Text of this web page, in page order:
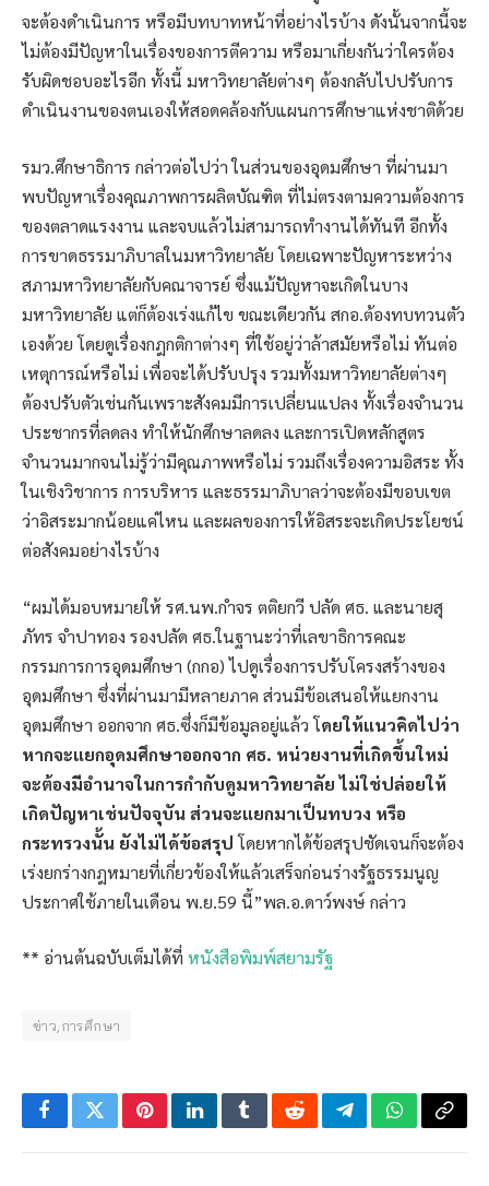
จะต้องดำเนินการ หรือมีบทบาทหน้าที่อย่างไรบ้าง ดังนั้นจากนี้จะ
ไม่ต้องมีปัญหาในเรื่องของการตีความ หรือมาเกี่ยงกันว่าใครต้อง
รับผิดชอบอะไรอีก ทั้งนี้ มหาวิทยาลัยต่างๆ ต้องกลับไปปรับการ
ดำเนินงานของตนเองให้สอดคล้องกับแผนการศึกษาแห่งชาติด้วย
รมว.ศึกษาธิการ กล่าวต่อไปว่า ในส่วนของอุดมศึกษา ที่ผ่านมา
พบปัญหาเรื่องคุณภาพการผลิตบัณฑิต ที่ไม่ตรงตามความต้องการ
ของตลาดแรงงาน และจบแล้วไม่สามารถทำงานได้ทันที อีกทั้ง
การขาดธรรมาภิบาลในมหาวิทยาลัย โดยเฉพาะปัญหาระหว่าง
สภามหาวิทยาลัยกับคณาจารย์ ซึ่งแม้ปัญหาจะเกิดในบาง
มหาวิทยาลัย แต่ก็ต้องเร่งแก้ไข ขณะเดียวกัน สกอ.ต้องทบทวนตัว
เองด้วย โดยดูเรื่องกฎกติกาต่างๆ ที่ใช้อยู่ว่าล้าสมัยหรือไม่ ทันต่อ
เหตุการณ์หรือไม่ เพื่อจะได้ปรับปรุง รวมทั้งมหาวิทยาลัยต่างๆ
ต้องปรับตัวเช่นกันเพราะสังคมมีการเปลี่ยนแปลง ทั้งเรื่องจำนวน
ประชากรที่ลดลง ทำให้นักศึกษาลดลง และการเปิดหลักสูตร
จำนวนมากจนไม่รู้ว่ามีคุณภาพหรือไม่ รวมถึงเรื่องความอิสระ ทั้ง
ในเชิงวิชาการ การบริหาร และธรรมาภิบาลว่าจะต้องมีขอบเขต
ว่าอิสระมากน้อยแค่ไหน และผลของการให้อิสระจะเกิดประโยชน์
ต่อสังคมอย่างไรบ้าง
“ผมได้มอบหมายให้ รศ.นพ.กำจร ตติยกวี ปลัด ศธ. และนายสุ
ภัทร จำปาทอง รองปลัด ศธ.ในฐานะว่าที่เลขาธิการคณะ
กรรมการการอุดมศึกษา (กกอ) ไปดูเรื่องการปรับโครงสร้างของ
อุดมศึกษา ซึ่งที่ผ่านมามีหลายภาค ส่วนมีข้อเสนอให้แยกงาน
อุดมศึกษา ออกจาก ศธ.ซึ่งก็มีข้อมูลอยู่แล้ว โดยให้แนวคิดไปว่า
หากจะแยกอุดมศึกษาออกจาก ศธ. หน่วยงานที่เกิดขึ้นใหม่
จะต้องมีอำนาจในการกำกับดูมหาวิทยาลัย ไม่ใช่ปล่อยให้
เกิดปัญหาเช่นปัจจุบัน ส่วนจะแยกมาเป็นทบวง หรือ
กระทรวงนั้น ยังไม่ได้ข้อสรุปโดยหากได้ข้อสรุปชัดเจนก็จะต้อง
เร่งยกร่างกฎหมายที่เกี่ยวข้องให้แล้วเสร็จก่อนร่างรัฐธรรมนูญ
ประกาศใช้ภายในเดือน พ.ย.59 นี้”พล.อ.ดาว์พงษ์ กล่าว
** อ่านต้นฉบับเต็มได้ที่ หนังสือพิมพ์สยามรัฐ
ข่าว,การศึกษา
FacebookTwitterPinterestLinkedInTumblrRedditTelegramWhatsApp
Copy